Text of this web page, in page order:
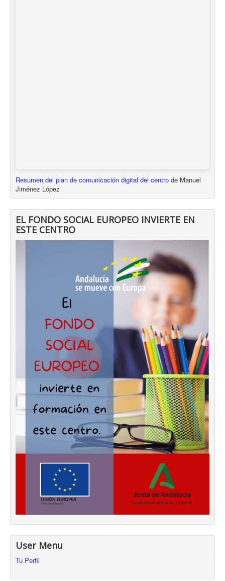
Resumen del plan de comunicación digital del centro de Manuel
Jiménez López
EL FONDO SOCIAL EUROPEO INVIERTE EN
ESTE CENTRO
User Menu
Tu Perfil